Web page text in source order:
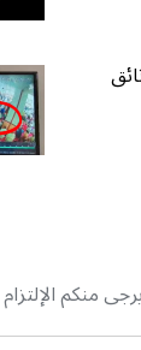
منكم الإلتزام